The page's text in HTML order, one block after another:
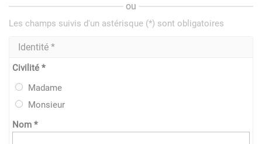
ou
Les champs suivis d'un astérisque (*) sont obligatoires
Identité *
Civilité *
Madame
Monsieur
Nom *